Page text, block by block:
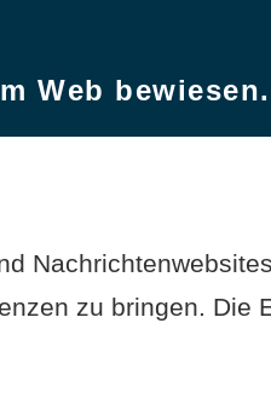
Web bewiesen.
zu bringen. Die